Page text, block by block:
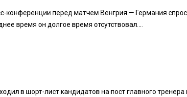
конференции перед матчем Венгрия — Германия
время он долгое время отсутствовал....
в шорт-лист кандидатов на пост главного